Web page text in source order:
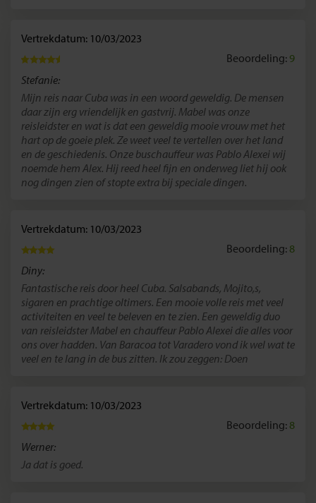
Vertrekdatum: 10/03/2023
Beoordeling: 9
Stefanie:
Mijn reis naar Cuba was in een woord geweldig. De mensen
daar zijn erg vriendelijk en gastvrij. Mabel was onze
reisleidster en wat is dat een geweldig mooie vrouw met het
hart op de goeie plek. Ze weet veel te vertellen over het land
en de geschiedenis. Onze buschauffeur was Pablo Alexei wij
noemde hem Alex. Hij reed heel fijn en onderweg liet hij ook
nog dingen zien of stopte extra bij speciale dingen.
Vertrekdatum: 10/03/2023
Beoordeling: 8
Diny:
Fantastische reis door heel Cuba. Salsabands, Mojito,s,
sigaren en prachtige oltimers. Een mooie volle reis met veel
activiteiten en veel te beleven en te zien. Een geweldig duo
van reisleidster Mabel en chauffeur Pablo Alexei die alles voor
ons over hadden. Van Baracoa tot Varadero vond ik wel wat te
veel en te lang in de bus zitten. Ik zou zeggen: Doen
Vertrekdatum: 10/03/2023
Beoordeling: 8
Werner:
Ja dat is goed.